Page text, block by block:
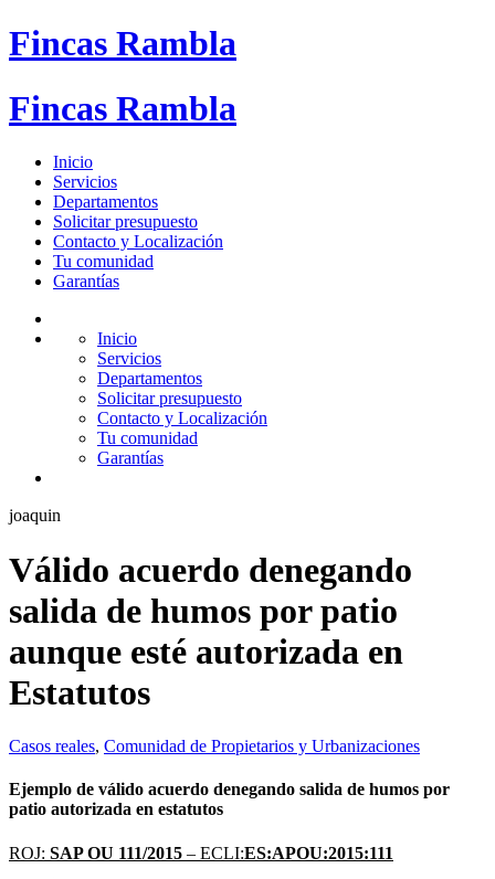
Fincas Rambla
Fincas Rambla
Inicio
Servicios
Departamentos
Solicitar presupuesto
Contacto y Localización
Tu comunidad
Garantías
Inicio
Servicios
Departamentos
Solicitar presupuesto
Contacto y Localización
Tu comunidad
Garantías
joaquin
Válido acuerdo denegando
salida de humos por patio
aunque esté autorizada en
Estatutos
Casos reales, Comunidad de Propietarios y Urbanizaciones
Ejemplo de válido acuerdo denegando salida de humos por
patio autorizada en estatutos
ROJ: SAP OU 111/2015 – ECLI:ES:APOU:2015:111